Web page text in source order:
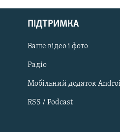
Русский
Qırımtatar
ДОЛУЧАЙСЯ!
ПІДТРИМКА
Ваше відео і фото
Радіо
Мобільний додаток
RSS / Podcast